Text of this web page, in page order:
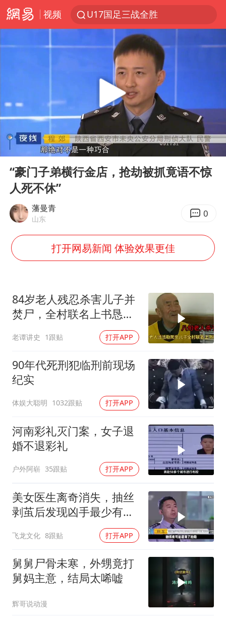
视频
U17国足三战全胜
秋天的第一杯奶茶安排上了吗
台风白海豚登陆地点更新
巡查组提问 工作人员偷用手机查答案
看守所辅警收受10万获刑1年
国家气候中心：8月将有4轮高温过程，部分地区可达40℃～45℃
宇树科技 打新
奋进开新局 实干挑大梁
Play
00:00 21:34
“豪门子弟横行金店，抢劫被抓竟语不惊
人死不休”
藩曼青
山东 0
打开网易新闻 体验效果更佳
84岁老人残忍杀害儿子并
焚尸，全村联名上书恳求
轻判，得知缘由警察心疼
落泪
老谭讲史 1跟贴 打开APP
90年代死刑犯临刑前现场
纪实
体娱大聪明 1032跟贴 打开APP
河南彩礼灭门案，女子退
婚不退彩礼
户外阿崭 35跟贴 打开APP
美女医生离奇消失，抽丝
剥茧后发现凶手最少有五
飞龙文化 8跟贴 打开APP
舅舅尸骨未寒，外甥竟打
舅妈主意，结局太唏嘘
辉哥说动漫